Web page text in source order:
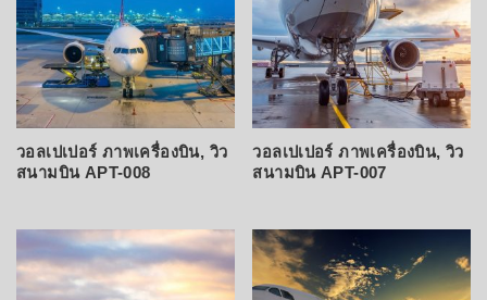
วอลเปเปอร์ ภาพเครื่องบิน, วิว
สนามบิน APT-008
วอลเปเปอร์ ภาพเครื่องบิน, วิว
สนามบิน APT-007